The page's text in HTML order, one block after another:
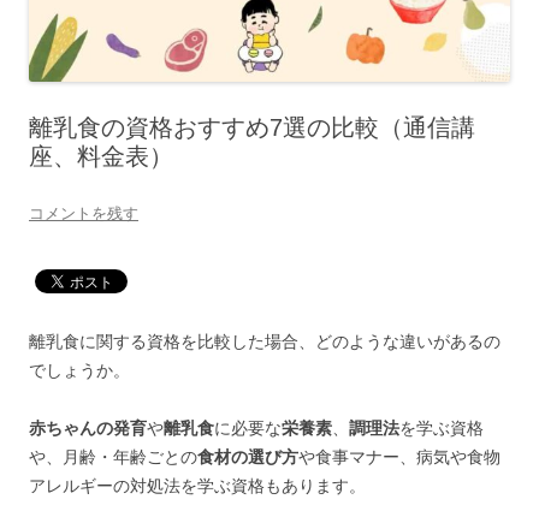
離乳食の資格おすすめ7選の比較（通信講
座、料金表）
コメントを残す
離乳食に関する資格を比較した場合、どのような違いがあるの
でしょうか。
赤ちゃんの発育や離乳食に必要な栄養素 調理法を学ぶ資格
や、月齢・年齢ごとの食材の選び方や食事マナー、病気や食物
アレルギーの対処法を学ぶ資格もあります。